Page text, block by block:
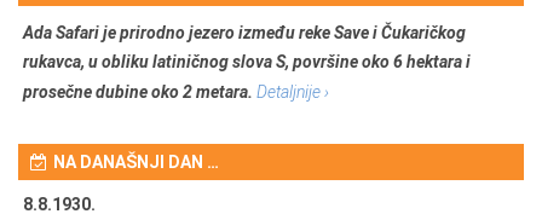
Ada Safari je prirodno jezero između reke Save i Čukaričkog
rukavca, u obliku latiničnog slova S, površine oko 6 hektara i
prosečne dubine oko 2 metara. Detaljnije ›
NA DANAŠNJI DAN …
8.8.1930.